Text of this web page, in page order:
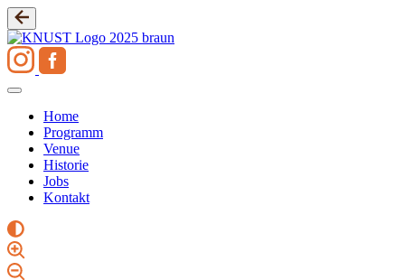
Zum
Inhalt
springen
Home
Programm
Venue
Historie
Jobs
Kontakt